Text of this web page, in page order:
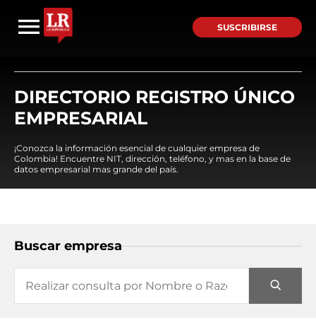
SUSCRIBIRSE
DIRECTORIO REGISTRO ÚNICO
EMPRESARIAL
¡Conozca la información esencial de cualquier empresa de
Colombia! Encuentre NIT, dirección, teléfono, y mas en la base de
datos empresarial mas grande del país.
Buscar empresa